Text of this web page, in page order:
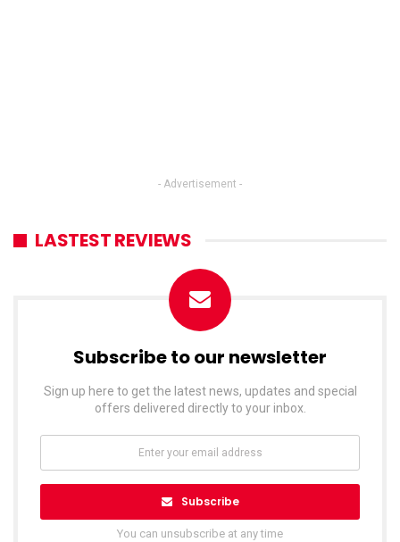
- Advertisement -
LASTEST REVIEWS
Subscribe to our newsletter
Sign up here to get the latest news, updates and special
offers delivered directly to your inbox.
Subscribe
You can unsubscribe at any time